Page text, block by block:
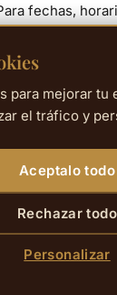
fechas,
de este tipo
gran público en
París en
de estancia
para mejorar tu
el tráfico y
Aceptalo todo
Rechazar todo
Personalizar